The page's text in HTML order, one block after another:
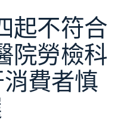
起不符合
院勞檢科
費者慎